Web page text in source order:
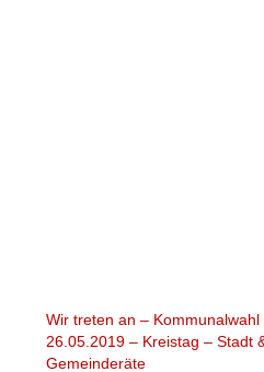
Wir treten an – Kommunalwahl
26.05.2019 – Kreistag – Stadt
Gemeinderäte